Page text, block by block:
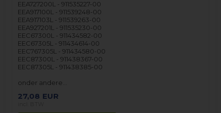
EEA727200L - 911535227-00
EEA917100L - 911539248-00
EEA917103L - 911539263-00
EEA927201L - 911535230-00
EEC67300L - 911434582-00
EEC67305L - 911434614-00
EEC767305L - 911434580-00
EEC87300L - 911438367-00
EEC87305L - 911438385-00
onder andere…
27,08 EUR